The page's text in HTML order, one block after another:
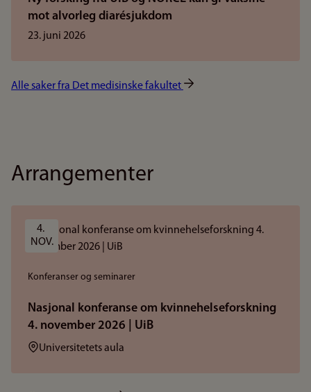
mot alvorleg diarésjukdom
23. juni 2026
Alle saker fra Det medisinske fakultet
Arrangementer
4.
NOV.
Konferanser og seminarer
Nasjonal konferanse om kvinnehelseforskning
4. november 2026 | UiB
Sted:Universitetets aula